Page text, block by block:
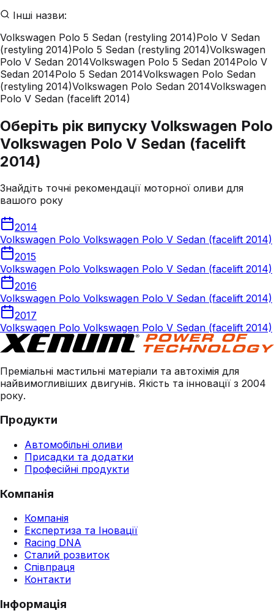
Інші назви:
Volkswagen Polo 5 Sedan (restyling 2014)Polo V Sedan
(restyling 2014)Polo 5 Sedan (restyling 2014)Volkswagen
Polo V Sedan 2014Volkswagen Polo 5 Sedan 2014Polo V
Sedan 2014Polo 5 Sedan 2014Volkswagen Polo Sedan
(restyling 2014)Volkswagen Polo Sedan 2014Volkswagen
Polo V Sedan (facelift 2014)
Оберіть рік випуску Volkswagen Polo
Volkswagen Polo V Sedan (facelift
2014)
Знайдіть точні рекомендації моторної оливи для
вашого року
2014
Volkswagen Polo Volkswagen Polo V Sedan (facelift 2014)
2015
Volkswagen Polo Volkswagen Polo V Sedan (facelift 2014)
2016
Volkswagen Polo Volkswagen Polo V Sedan (facelift 2014)
2017
Volkswagen Polo Volkswagen Polo V Sedan (facelift 2014)
Преміальні мастильні матеріали та автохімія для
найвимогливіших двигунів. Якість та інновації з 2004
року.
Продукти
Автомобільні оливи
Присадки та додатки
Професійні продукти
Компанія
Компанія
Експертиза та Іновації
Racing DNA
Сталий розвиток
Співпраця
Контакти
Інформація